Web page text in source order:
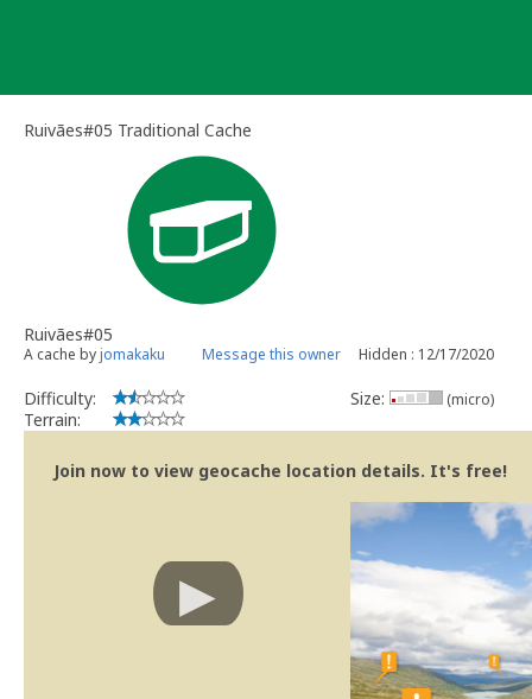
Ruivães#05 Traditional Cache
Ruivães#05
A cache byjomakaku Message this owner Hidden : 12/17/2020
Difficulty:
Terrain:
Size: (micro)
Join now to view geocache location details. It's free!